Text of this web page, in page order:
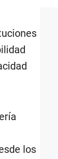
los